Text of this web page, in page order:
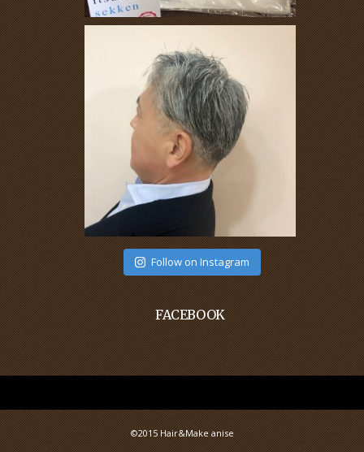
Follow on Instagram
FACEBOOK
©2015 Hair&Make anise